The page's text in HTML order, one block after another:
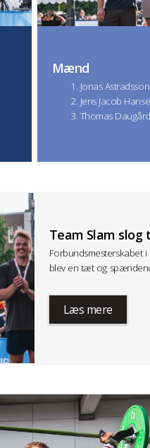
Mænd
Jonas
Jens Jacob
Thomas
Team Slam slog
Forbundsmesterskabet
blev en tæt og
Læs mere